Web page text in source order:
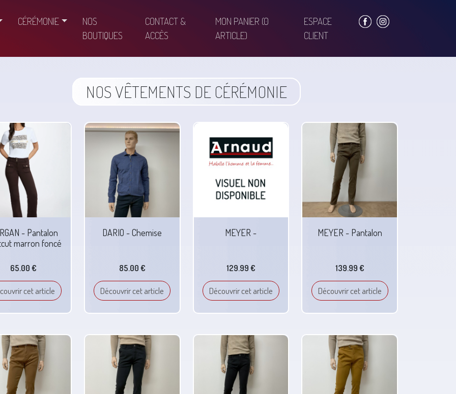
CÉRÉMONIE
NOS
BOUTIQUES
CONTACT &
ACCÈS
MON PANIER (0
ARTICLE)
ESPACE
CLIENT
NOS VÊTEMENTS DE CÉRÉMONIE
- Pantalon
marron foncé
65.00 €
cet article
DARIO - Chemise
85.00 €
Découvrir cet article
MEYER -
129.99 €
Découvrir cet article
MEYER - Pantalon
139.99 €
Découvrir cet article